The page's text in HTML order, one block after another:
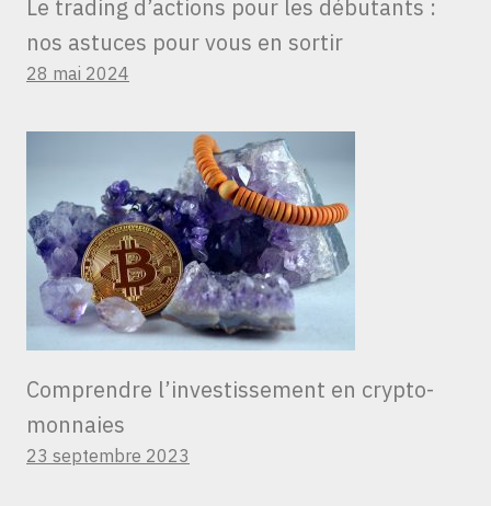
Le trading d’actions pour les débutants :
nos astuces pour vous en sortir
28 mai 2024
Comprendre l’investissement en crypto-
monnaies
23 septembre 2023